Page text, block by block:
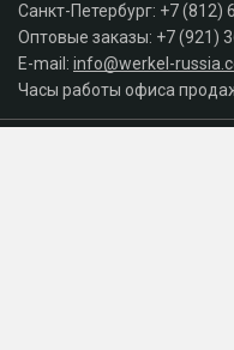
Санкт-Петербург: +7 (812)
Оптовые заказы: +7 (921)
E-mail: info@werkel-
Часы работы офиса